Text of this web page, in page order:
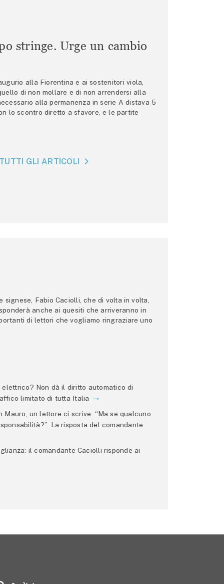
stringe. Urge un cambio
alla Fiorentina e ai sostenitori viola,
di non mollare e di non arrendersi alla
alla permanenza in serie A distava 5
lo scontro diretto a sfavore, e le partite
GLI ARTICOLI
Fabio Caciolli, che di volta in volta,
anche ai quesiti che arriveranno in
di lettori che vogliamo ringraziare uno
Non dà il diritto automatico di
limitato di tutta Italia
Mauro, un lettore ci scrive: “Ma se qualcuno
La risposta del comandante
il comandante Caciolli risponde ai